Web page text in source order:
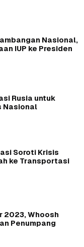
Nasional,
IUP ke Presiden
Rusia untuk
Nasional
Soroti Krisis
ke Transportasi
2023, Whoosh
Penumpang